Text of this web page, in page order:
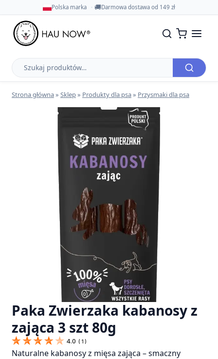
Polska marka 🚚Darmowa dostawa od 149 zł
Szukaj
produktów
Strona główna» Sklep» Produkty dla psa» Przysmaki dla psa
Paka Zwierzaka kabanosy z
zająca 3 szt 80g
4.0 ( 1 )
Naturalne kabanosy z mięsa zająca – smaczny